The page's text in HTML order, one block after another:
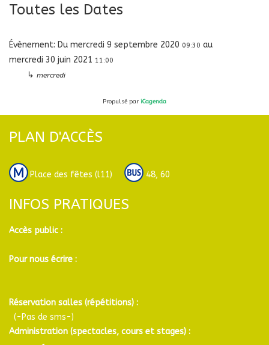
Toutes les Dates
Évènement: Du mercredi 9 septembre 2020 09:30 au
mercredi 30 juin 2021 11:00
↳ mercredi
Propulsé par iCagenda
PLAN D'ACCÈS
Place des fêtes (l11) 48, 60
INFOS PRATIQUES
Accès public :
Pour nous écrire :
Réservation salles (répétitions) :
(-Pas de sms-)
Administration (spectacles, cours et stages) :